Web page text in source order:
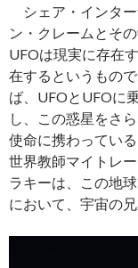
シェア・インタ
ン・クレームとそ
UFOは現実に存在
在するというもの
ば、UFOとUFOに
し、この惑星をさ
使命に携わってい
世界教師マイトレ
ラキーは、この地
において、宇宙の